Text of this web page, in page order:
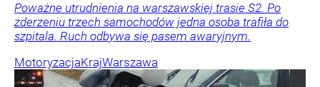
Poważne utrudnienia na warszawskiej trasie S2. Po
zderzeniu trzech samochodów jedna osoba trafiła do
szpitala. Ruch odbywa się pasem awaryjnym.
MotoryzacjaKrajWarszawa